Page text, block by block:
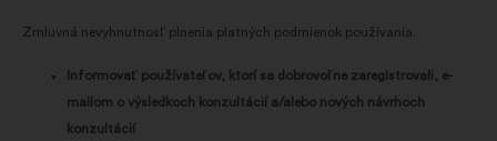
Zmluvná nevyhnutnosť plnenia platných podmienok používania.
Informovať používateľov, ktorí sa dobrovoľne zaregistrovali, e-
mailom o výsledkoch konzultácií a/alebo nových návrhoch
konzultácií